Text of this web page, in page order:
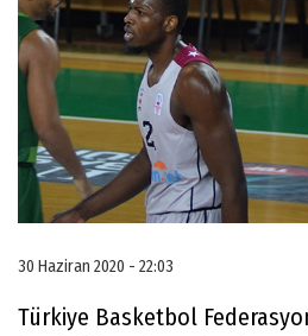
30 Haziran 2020 - 22:03
Türkiye Basketbol